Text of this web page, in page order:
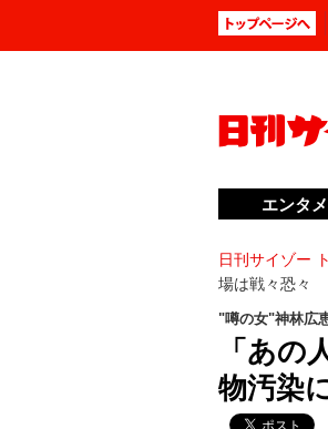
日刊サイゾー
場は戦々恐々
"噂の女"神林広
「あ
物汚染
エンタメ